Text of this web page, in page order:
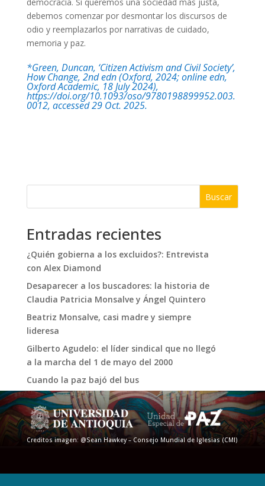
debemos comenzar por desmontar los discursos de
odio y reemplazarlos por narrativas de cuidado,
memoria y paz.
*Green, Duncan, ‘Citizen Activism and Civil Society’,
How Change, 2nd edn (Oxford, 2024; online edn,
Oxford Academic, 18 July 2024),
https://doi.org/10.1093/oso/9780198899952.003.
0012, accessed 29 Oct. 2025.
Buscar
Entradas recientes
¿Quién gobierna a los excluidos?: Entrevista
con Alex Diamond
Desaparecer a los buscadores: la historia de
Claudia Patricia Monsalve y Ángel Quintero
Beatriz Monsalve, casi madre y siempre
lideresa
Gilberto Agudelo: el líder sindical que no llegó
a la marcha del 1 de mayo del 2000
Cuando la paz bajó del bus
Creditos imagen: @Sean Hawkey – Consejo Mundial de Iglesias (CMI)